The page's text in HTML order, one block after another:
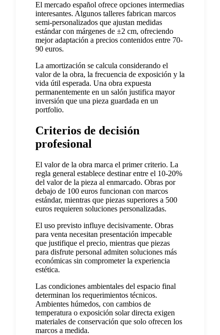
El mercado español ofrece opciones intermedias
interesantes. Algunos talleres fabrican marcos
semi-personalizados que ajustan medidas
estándar con márgenes de ±2 cm, ofreciendo
mejor adaptación a precios contenidos entre 70-
90 euros.
La amortización se calcula considerando el
valor de la obra, la frecuencia de exposición y la
vida útil esperada. Una obra expuesta
permanentemente en un salón justifica mayor
inversión que una pieza guardada en un
portfolio.
Criterios de decisión
profesional
El valor de la obra marca el primer criterio. La
regla general establece destinar entre el 10-20%
del valor de la pieza al enmarcado. Obras por
debajo de 100 euros funcionan con marcos
estándar, mientras que piezas superiores a 500
euros requieren soluciones personalizadas.
El uso previsto influye decisivamente. Obras
para venta necesitan presentación impecable
que justifique el precio, mientras que piezas
para disfrute personal admiten soluciones más
económicas sin comprometer la experiencia
estética.
Las condiciones ambientales del espacio final
determinan los requerimientos técnicos.
Ambientes húmedos, con cambios de
temperatura o exposición solar directa exigen
materiales de conservación que solo ofrecen los
marcos a medida.